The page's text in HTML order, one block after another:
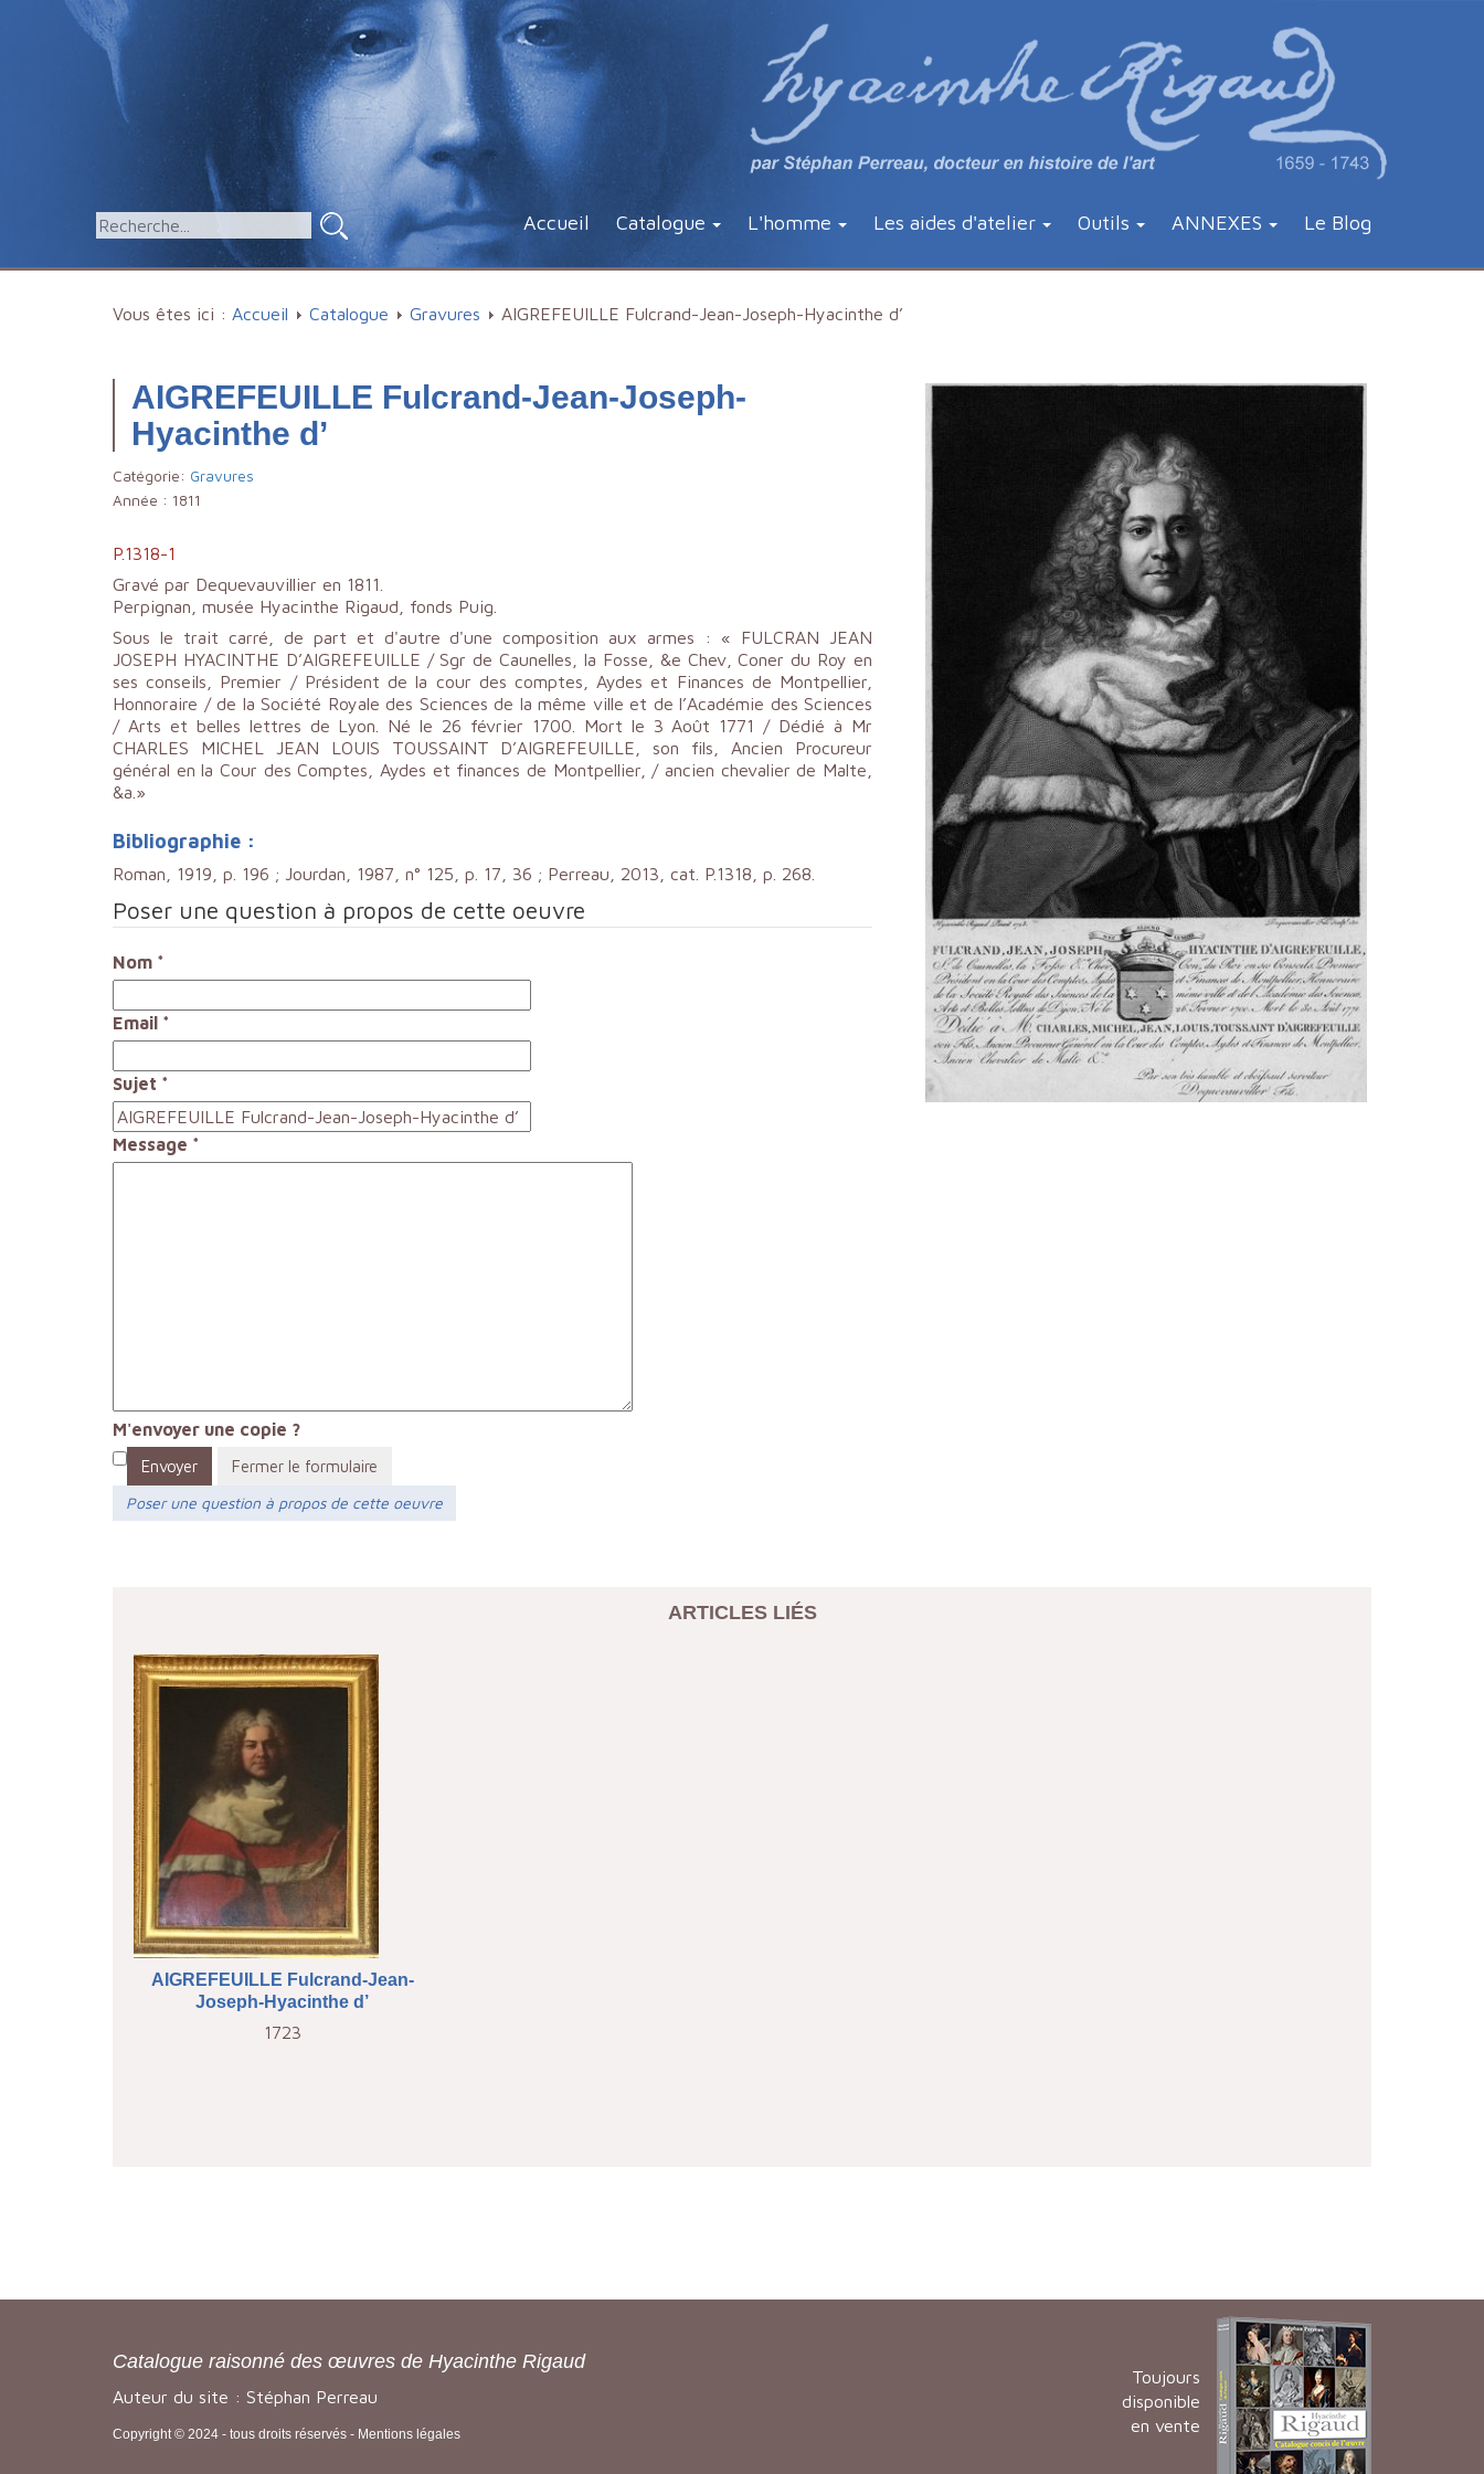
Accueil Catalogue L'homme Les aides d'atelier Outils ANNEXES Le Blog
Vous êtes ici : Accueil Catalogue Gravures AIGREFEUILLE Fulcrand-Jean-Joseph-Hyacinthe d’
AIGREFEUILLE Fulcrand-Jean-Joseph-
Hyacinthe d’
Catégorie: Gravures
Année : 1811
P.1318-1
Gravé par Dequevauvillier en 1811.
Perpignan, musée Hyacinthe Rigaud, fonds Puig.
Sous le trait carré, de part et d'autre d'une composition aux armes : « FULCRAN JEAN
JOSEPH HYACINTHE D’AIGREFEUILLE / Sgr de Caunelles, la Fosse, &e Chev, Coner du Roy en
ses conseils, Premier / Président de la cour des comptes, Aydes et Finances de Montpellier,
Honnoraire / de la Société Royale des Sciences de la même ville et de l’Académie des Sciences
/ Arts et belles lettres de Lyon. Né le 26 février 1700. Mort le 3 Août 1771 / Dédié à Mr
CHARLES MICHEL JEAN LOUIS TOUSSAINT D’AIGREFEUILLE, son fils, Ancien Procureur
général en la Cour des Comptes, Aydes et finances de Montpellier, / ancien chevalier de Malte,
&a.»
Bibliographie :
Roman, 1919, p. 196 ; Jourdan, 1987, n° 125, p. 17, 36 ; Perreau, 2013, cat. P.1318, p. 268.
Poser une question à propos de cette oeuvre
Nom *
Email *
Sujet *
Message *
M'envoyer une copie ?
Envoyer
Fermer le formulaire
Poser une question à propos de cette oeuvre
ARTICLES LIÉS
AIGREFEUILLE Fulcrand-Jean-
Joseph-Hyacinthe d’
1723
Catalogue raisonné des œuvres de Hyacinthe Rigaud
Auteur du site : Stéphan Perreau
Copyright © 2024 - tous droits réservés - Mentions légales
Toujours
disponible
en vente